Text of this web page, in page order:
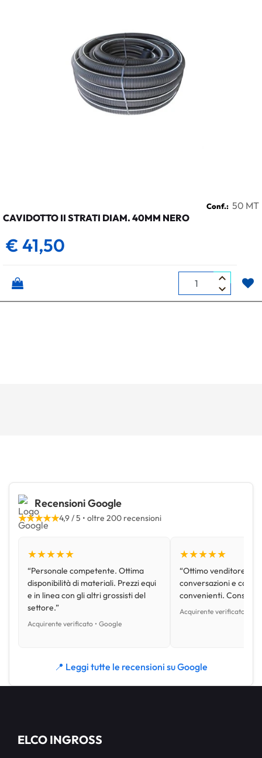
Conf.: 50 MT
CAVIDOTTO II STRATI DIAM. 40MM NERO
€ 41,50
Quantità
Recensioni Google
★★★★★4,9 / 5 • oltre 200 recensioni
★★★★★
“Personale competente. Ottima
disponibilità di materiali. Prezzi equi
e in linea con gli altri grossisti del
settore.”
Acquirente verificato • Google
★★★★★
“Ottimo venditore,
conversazioni e con
convenienti.
Acquirente verificato •
📍 Leggi tutte le recensioni su Google
ELCO INGROSS